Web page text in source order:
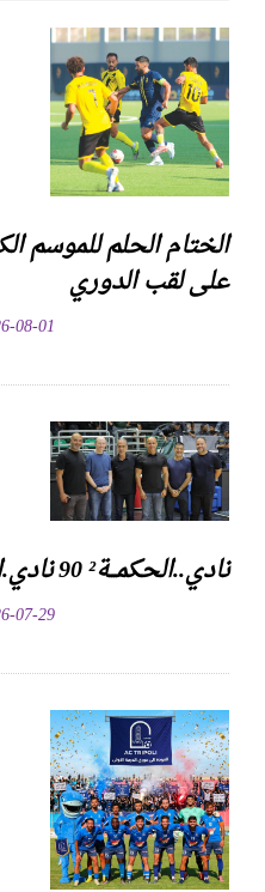
الختام الحلم للموسم
على لقب الدوري
08-01
نادي..الحكمـــة² 90 نادي.الرياضـي² 78
07-29